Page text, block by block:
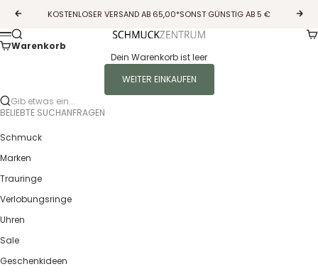
Zurück
KOSTENLOSER VERSAND AB 65,00*SONST GÜNSTIG AB 5 €
Vor
Guldcenter
Menü
Suche
Warenkorb
Dein Warenkorb ist leer
WEITER EINKAUFEN
Gib etwas ein...
BELIEBTE SUCHANFRAGEN
Schmuck
Marken
Trauringe
Verlobungsringe
Uhren
Sale
Geschenkideen